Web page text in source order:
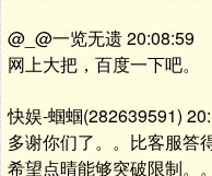
@_@一览无遗 20:08:59
网上大把，百度一下吧。
快娱-蝈蝈(282639591)
多谢你们了。。比客服答
希望点晴能够突破限制。。